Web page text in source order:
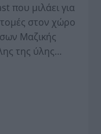
που μιλάει για
τομές στον χώρο
Μαζικής
της ύλης